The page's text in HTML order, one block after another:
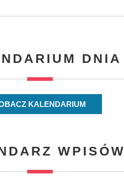
DNIA
KALENDARIUM
WPISÓW